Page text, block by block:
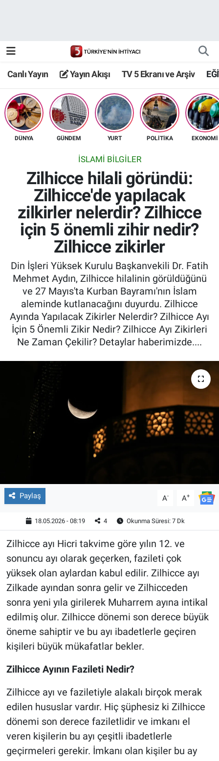
Canlı Yayın Yayın Akışı TV 5 Ekranı ve Arşiv
DÜNYA GÜNDEM YURT POLİTİKA EKONOMİ
İSLAMİ BİLGİLER
Zilhicce hilali göründü:
Zilhicce'de yapılacak
zilkirler nelerdir? Zilhicce
için 5 önemli zihir nedir?
Zilhicce zikirler
Din İşleri Yüksek Kurulu Başkanvekili Dr. Fatih
Mehmet Aydın, Zilhicce hilalinin görüldüğünü
ve 27 Mayıs'ta Kurban Bayramı'nın İslam
aleminde kutlanacağını duyurdu. Zilhicce
Ayında Yapılacak Zikirler Nelerdir? Zilhicce Ayı
İçin 5 Önemli Zikir Nedir? Zilhicce Ayı Zikirleri
Ne Zaman Çekilir? Detaylar haberimizde....
Paylaş A- A+
18.05.2026 - 08:19 4 Okunma Süresi: 7 Dk
Zilhicce ayı Hicri takvime göre yılın 12. ve
sonuncu ayı olarak geçerken, fazileti çok
yüksek olan aylardan kabul edilir. Zilhicce ayı
Zilkade ayından sonra gelir ve Zilhicceden
sonra yeni yıla girilerek Muharrem ayına intikal
edilmiş olur. Zilhicce dönemi son derece büyük
öneme sahiptir ve bu ayı ibadetlerle geçiren
kişileri büyük mükafatlar bekler.
Zilhicce Ayının Fazileti Nedir?
Zilhicce ayı ve faziletiyle alakalı birçok merak
edilen hususlar vardır. Hiç şüphesiz ki Zilhicce
dönemi son derece faziletlidir ve imkanı el
veren kişilerin bu ayı çeşitli ibadetlerle
geçirmeleri gerekir. İmkanı olan kişiler bu ay
TV 5 Ekranı ve Arşiv